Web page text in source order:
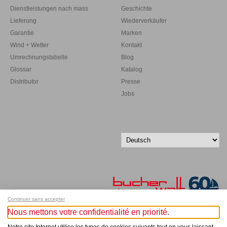
Dienstleistungen nach mass
Lieferung
Garantie
Wind + Wetter
Umrechnungstabelle
Glossar
Distributor
Geschichte
Wiederverkäufer
Marken
Kontakt
Blog
Katalog
Presse
Jobs
Melde dich für unseren Newsletter an!
Continuer sans accepter
Nous mettons votre confidentialité en priorité.